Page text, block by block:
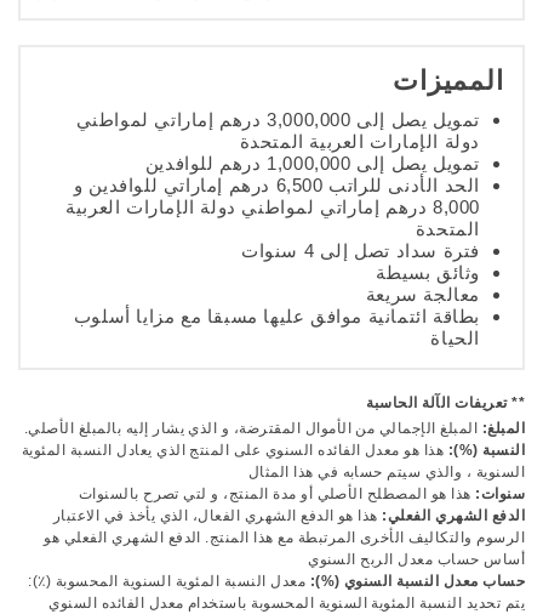
المميزات
تمويل يصل إلى 3,000,000 درهم إماراتي لمواطني
دولة الإمارات العربية المتحدة
تمويل يصل إلى 1,000,000 درهم للوافدين
الحد الأدنى للراتب 6,500 درهم إماراتي للوافدين و
8,000 درهم إماراتي لمواطني دولة الإمارات العربية
المتحدة
فترة سداد تصل إلى 4 سنوات
وثائق بسيطة
معالجة سريعة
بطاقة ائتمانية موافق عليها مسبقا مع مزايا أسلوب
الحياة
** تعريفات الآلة الحاسبة
المبلغ: المبلغ الإجمالي من الأموال المقترضة، و الذي يشار إليه بالمبلغ الأصلي.
النسبة (%): هذا هو معدل الفائده السنوي على المنتج الذي يعادل النسبة المئوية
السنوية ، والذي سيتم حسابه في هذا المثال
سنوات: هذا هو المصطلح الأصلي أو مدة المنتج، و لتي تصرح بالسنوات
الدفع الشهري الفعلي: هذا هو الدفع الشهري الفعال، الذي يأخذ في الاعتبار
الرسوم والتكاليف الأخرى المرتبطة مع هذا المنتج. الدفع الشهري الفعلي هو
أساس حساب معدل الربح السنوي
حساب معدل النسبة السنوي (%): معدل النسبة المئوية السنوية المحسوبة (٪):
يتم تحديد النسبة المئوية السنوية المحسوبة باستخدام معدل الفائده السنوي